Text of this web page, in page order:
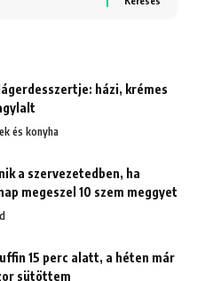
házi, krémes
és konyha
a szervezetedben, ha
megeszel 10 szem meggyet
15 perc alatt, a héten már
sütöttem